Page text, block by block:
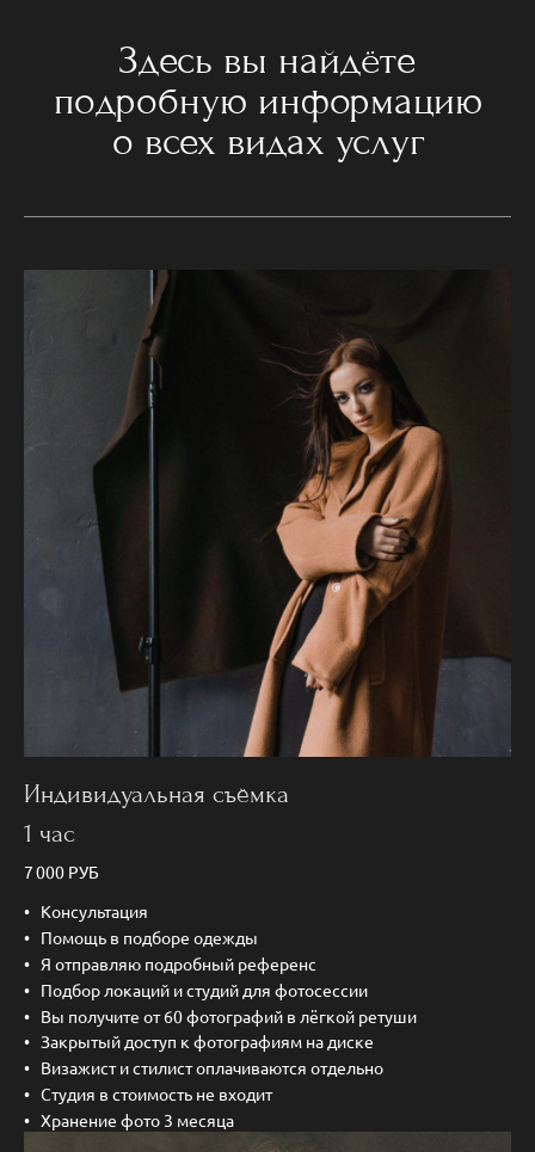
Здесь вы найдёте
подробную информацию
о всех видах услуг
Индивидуальная съёмка
1 час
7 000 РУБ
Консультация
Помощь в подборе одежды
Я отправляю подробный референс
Подбор локаций и студий для фотосессии
Вы получите от 60 фотографий в лёгкой ретуши
Закрытый доступ к фотографиям на диске
Визажист и стилист оплачиваются отдельно
Студия в стоимость не входит
Хранение фото 3 месяца